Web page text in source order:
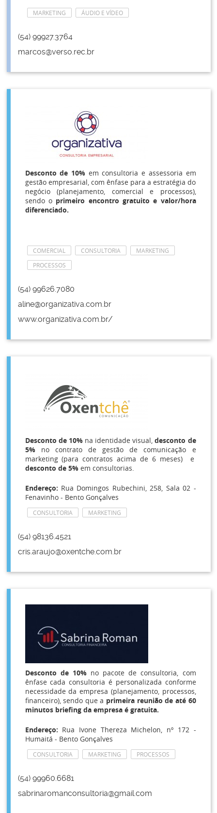
MARKETING ÁUDIO E VÍDEO
(54) 99927.3764
marcos@verso.rec.br
Desconto de 10%em consultoria e assessoria em
gestão empresarial, com ênfase para a estratégia do
negócio (planejamento, comercial e processos),
sendo o primeiro encontro gratuito e valor/hora
diferenciado.
COMERCIAL CONSULTORIA
MARKETING
PROCESSOS
(54) 99626.7080
aline@organizativa.com.br
www.organizativa.com.br/
Desconto de 10%na identidade visual, desconto de
5% no contrato de gestão de comunicação e
marketing (para contratos acima de 6 meses) e
desconto de 5%em consultorias.
Endereço: Rua Domingos Rubechini, 258, Sala 02 -
Fenavinho - Bento Gonçalves
CONSULTORIA MARKETING
(54) 98136.4521
cris.araujo@oxentche.com.br
Desconto de 10% no pacote de consultoria, com
ênfase cada consultoria é personalizada conforme
necessidade da empresa (planejamento, processos,
financeiro), sendo que a primeira reunião de até 60
minutos briefing da empresa é gratuita.
Endereço: Rua Ivone Thereza Michelon, nº 172 -
Humaitá - Bento Gonçalves
CONSULTORIA MARKETING PROCESSOS
(54) 99960.6681
sabrinaromanconsultoria@gmail.com